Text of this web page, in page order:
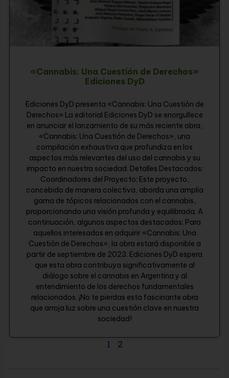
«Cannabis: Una Cuestión de Derechos»
Ediciones DyD
Ediciones DyD presenta «Cannabis: Una Cuestión de
Derechos» La editorial Ediciones DyD se enorgullece
en anunciar el lanzamiento de su más reciente obra,
«Cannabis: Una Cuestión de Derechos», una
compilación exhaustiva que profundiza en los
aspectos más relevantes del uso del cannabis y su
impacto en nuestra sociedad. Detalles Destacados:
Coordinadores del Proyecto: Este proyecto,
concebido de manera colectiva, aborda una amplia
gama de tópicos relacionados con el cannabis,
proporcionando una visión profunda y equilibrada. A
continuación, algunos aspectos destacados: Para
aquellos interesados en adquirir «Cannabis: Una
Cuestión de Derechos», la obra estará disponible a
partir de septiembre de 2023. Ediciones DyD espera
que esta obra contribuya significativamente al
diálogo sobre el cannabis en Argentina y al
entendimiento de los derechos fundamentales
relacionados. ¡No te pierdas esta fascinante obra
que arroja luz sobre una cuestión clave en nuestra
sociedad!
1 2